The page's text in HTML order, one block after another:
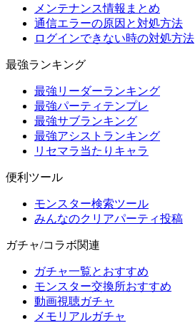
メンテナンス情報まとめ
通信エラーの原因と対処方法
ログインできない時の対処方法
最強ランキング
最強リーダーランキング
最強パーティテンプレ
最強サブランキング
最強アシストランキング
リセマラ当たりキャラ
便利ツール
モンスター検索ツール
みんなのクリアパーティ投稿
ガチャ/コラボ関連
ガチャ一覧とおすすめ
モンスター交換所おすすめ
動画視聴ガチャ
メモリアルガチャ